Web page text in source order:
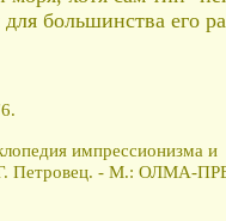
большинства его
импрессионизма и
Петровец. - М.: ОЛМА-